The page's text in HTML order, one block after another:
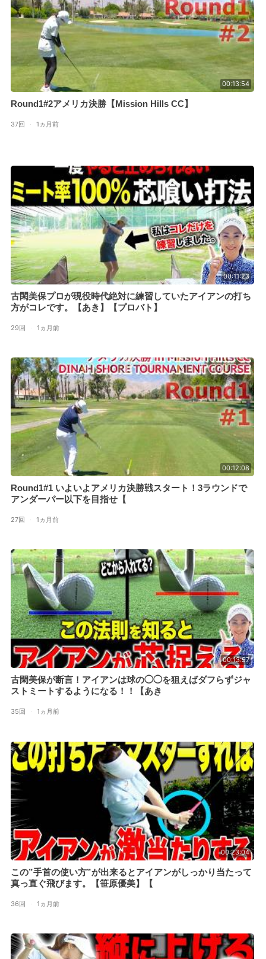
00:13:54
Round1#2アメリカ決勝【Mission Hills CC】
37回 · 1ヵ月前
00:11:23
古閑美保プロが現役時代絶対に練習していたアイアンの打ち
方がコレです。【あき】【プロバト】
29回 · 1ヵ月前
00:12:08
Round1#1 いよいよアメリカ決勝戦スタート！3ラウンドで
アンダーパー以下を目指せ【
27回 · 1ヵ月前
00:13:57
古閑美保が断言！アイアンは球の◯◯を狙えばダフらずジャ
ストミートするようになる！！【あき
35回 · 1ヵ月前
00:23:04
この”手首の使い方”が出来るとアイアンがしっかり当たって
真っ直ぐ飛びます。【笹原優美】【
36回 · 1ヵ月前